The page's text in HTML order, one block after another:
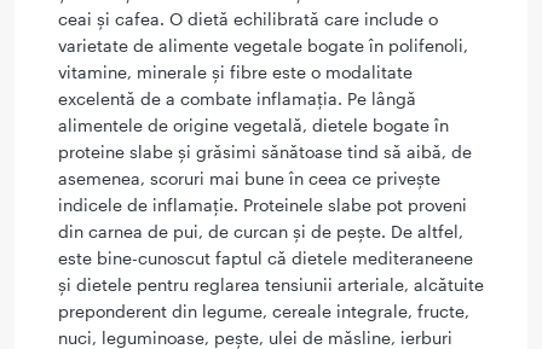
ceai și cafea. O dietă echilibrată care include o
varietate de alimente vegetale bogate în polifenoli,
vitamine, minerale și fibre este o modalitate
excelentă de a combate inflamația. Pe lângă
alimentele de origine vegetală, dietele bogate în
proteine slabe și grăsimi sănătoase tind să aibă, de
asemenea, scoruri mai bune în ceea ce privește
indicele de inflamație. Proteinele slabe pot proveni
din carnea de pui, de curcan și de pește. De altfel,
este bine-cunoscut faptul că dietele mediteraneene
și dietele pentru reglarea tensiunii arteriale, alcătuite
preponderent din legume, cereale integrale, fructe,
nuci, leguminoase, pește, ulei de măsline, ierburi